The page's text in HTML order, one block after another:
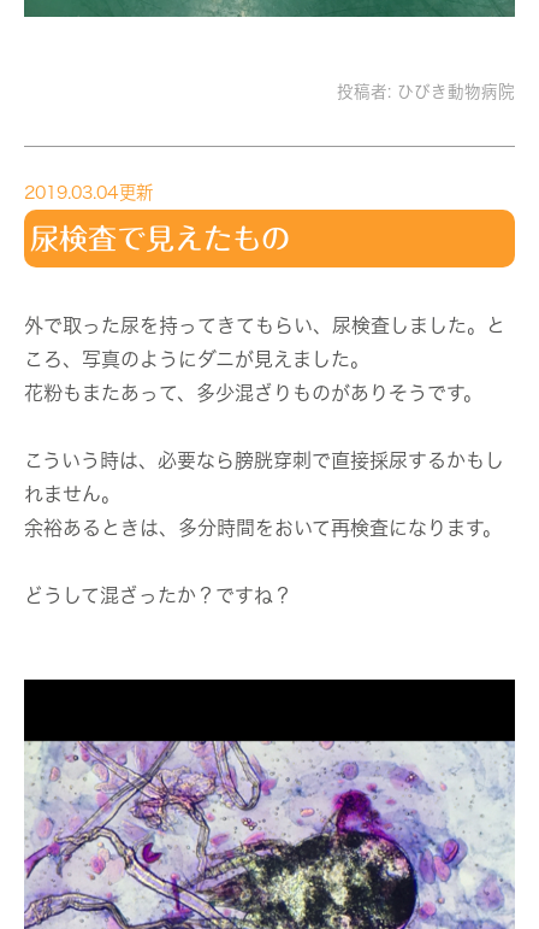
投稿者: ひびき動物病院
2019.03.04更新
尿検査で見えたもの
外で取った尿を持ってきてもらい、尿検査しました。と
ころ、写真のようにダニが見えました。
花粉もまたあって、多少混ざりものがありそうです。
こういう時は、必要なら膀胱穿刺で直接採尿するかもし
れません。
余裕あるときは、多分時間をおいて再検査になります。
どうして混ざったか？ですね？